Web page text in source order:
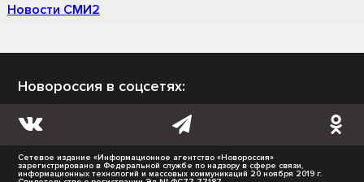
Новости СМИ2
Новороссия в соцсетях:
Сетевое издание «Информационное агентство «Новороссия»
зарегистрировано в Федеральной службе по надзору в сфере связи,
информационных технологий и массовых коммуникаций 20 ноября 2019 г.